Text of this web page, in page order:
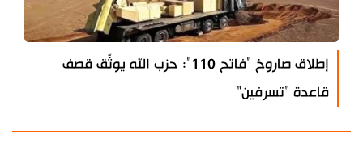
إطلاق صاروخ "فاتح 110": حزب الله يوثّق قصف
قاعدة "تسرفين"